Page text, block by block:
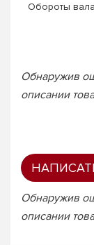
Обороты
Обнаружив
описании
Обнаружив
описании